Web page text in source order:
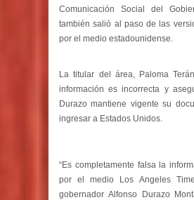
Comunicación Social del
también salió al paso de las
por el medio estadounidense.
La titular del área, Paloma
información es incorrecta y
Durazo mantiene vigente su
ingresar a Estados Unidos.
“Es completamente falsa la
por el medio Los Angeles
gobernador Alfonso Durazo